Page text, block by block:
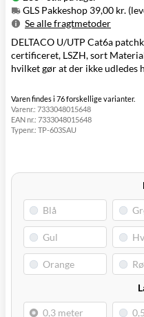
GLS Pakkeshop 39,00 kr.
Se alle fragtmetoder
Metode
Pris
GLS Pakkeshop
39,00 kr.
GLS
GLS Erhverv
49,00 kr.
Click&Collect i
Svenstrup
(9230)
DELTACO U/UTP Cat6a
certificeret, LSZH, sort
hvilket gør at der ikke udledes
Varen findes i 76 forskellige varianter.
Varenr.: 7333048015648
EAN nr.: 7333048015648
Typenr.: TP-603SAU